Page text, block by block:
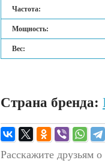
Частота:
Мощность:
Вес:
Страна бренда:
Расскажите друзьям